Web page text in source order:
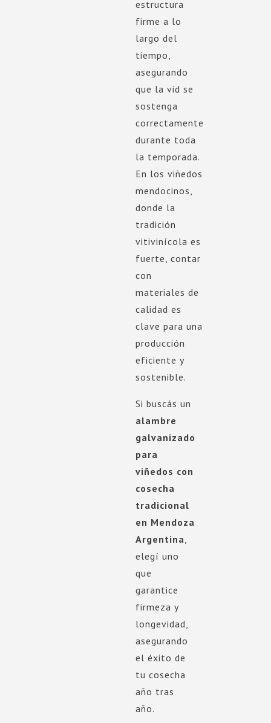
estructura
firme a lo
largo del
tiempo,
asegurando
que la vid se
sostenga
correctamente
durante toda
la temporada.
En los viñedos
mendocinos,
donde la
tradición
vitivinícola es
fuerte, contar
con
materiales de
calidad es
clave para una
producción
eficiente y
sostenible.
Si buscás un
alambre
galvanizado
para
viñedos con
cosecha
tradicional
en Mendoza
Argentina,
elegí uno
que
garantice
firmeza y
longevidad,
asegurando
el éxito de
tu cosecha
año tras
año.